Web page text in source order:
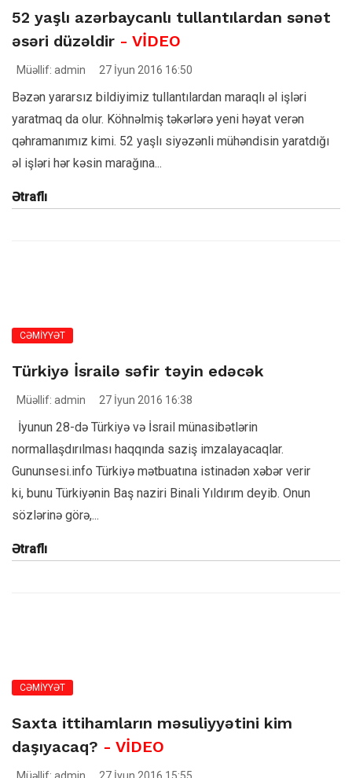
52 yaşlı azərbaycanlı tullantılardan sənət
əsəri düzəldir - VİDEO
Müəllif: admin 27 İyun 2016 16:50
Bəzən yararsız bildiyimiz tullantılardan maraqlı əl işləri
yaratmaq da olur. Köhnəlmiş təkərlərə yeni həyat verən
qəhramanımız kimi. 52 yaşlı siyəzənli mühəndisin yaratdığı
əl işləri hər kəsin marağına...
Ətraflı
CƏMİYYƏT
Türkiyə İsrailə səfir təyin edəcək
Müəllif: admin 27 İyun 2016 16:38
İyunun 28-də Türkiyə və İsrail münasibətlərin
normallaşdırılması haqqında saziş imzalayacaqlar.
Gununsesi.info Türkiyə mətbuatına istinadən xəbər verir
ki, bunu Türkiyənin Baş naziri Binali Yıldırım deyib. Onun
sözlərinə görə,...
Ətraflı
CƏMİYYƏT
Saxta ittihamların məsuliyyətini kim
daşıyacaq? - VİDEO
Müəllif: admin 27 İyun 2016 15:55